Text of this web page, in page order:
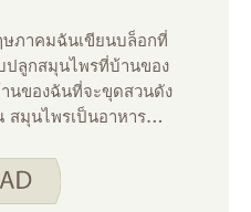
ภาคมฉันเขียนบล็อกที่
ปลูกสมุนไพรที่บ้านของ
ของฉันที่จะขุดสวนดัง
มุนไพรเป็นอาหารที่ดี
องไอโอวาและใช้พื้นที่
ถึงสมุนไพรสดมีราคา